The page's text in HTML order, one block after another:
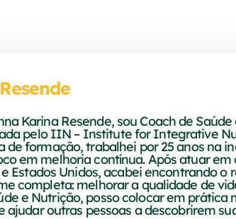
Karina Resende, sou Coach de
pelo IIN – Institute for Integrative
de formação, trabalhei por 25 anos na
em melhoria contínua. Após atuar
Estados Unidos, acabei encontrando o
completa: melhorar a qualidade de
e Nutrição, posso colocar em prática
ajudar outras pessoas a descobrirem